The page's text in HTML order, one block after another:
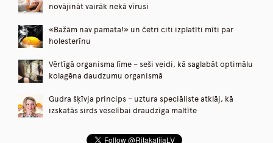
novājināt vairāk nekā vīrusi
«Bažām nav pamata!» un četri citi izplatīti mīti par
holesterīnu
Vērtīgā organisma līme – seši veidi, kā saglabāt optimālu
kolagēna daudzumu organismā
Gudra šķīvja princips – uztura speciāliste atklāj, kā
izskatās sirds veselībai draudzīga maltīte